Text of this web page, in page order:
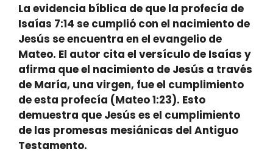
La evidencia bíblica de que la profecía de
Isaías 7:14 se cumplió con el nacimiento de
Jesús se encuentra en el evangelio de
Mateo. El autor cita el versículo de Isaías y
afirma que el nacimiento de Jesús a través
de María, una virgen, fue el cumplimiento
de esta profecía (Mateo 1:23). Esto
demuestra que Jesús es el cumplimiento
de las promesas mesiánicas del Antiguo
Testamento.